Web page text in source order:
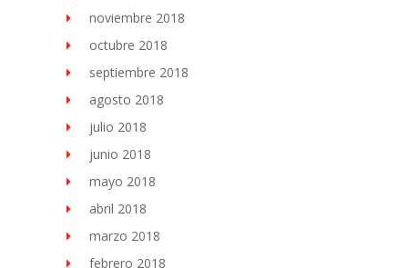
noviembre 2018
octubre 2018
septiembre 2018
agosto 2018
julio 2018
junio 2018
mayo 2018
abril 2018
marzo 2018
febrero 2018